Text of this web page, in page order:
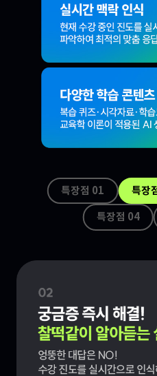
특장점 01 특장
특장점 04